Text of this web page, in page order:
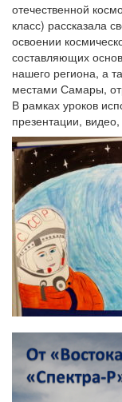
отечественной
класс) рассказала
освоении
составляющих
нашего региона, а
местами Самары,
В рамках уроков
презентации,